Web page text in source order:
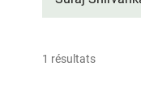
1 résultats